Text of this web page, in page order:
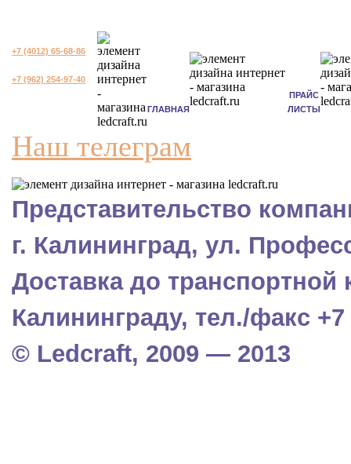
+7 (4012) 65-68-86
+7 (962) 254-97-40
ГЛАВНАЯ
ПРАЙС
ЛИСТЫ
Наш телеграм
Представительство
г. Калининград, ул.
Доставка до
Калининграду, тел./факс +7
© Ledcraft, 2009 — 2013